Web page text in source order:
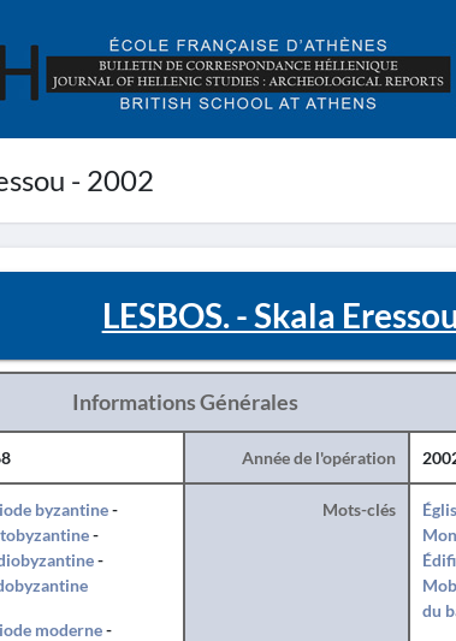
- 2002
LESBOS. - Skala
Informations Générales
Année de l'opération
byzantine-
-
-
moderne-
Mots-clés
du